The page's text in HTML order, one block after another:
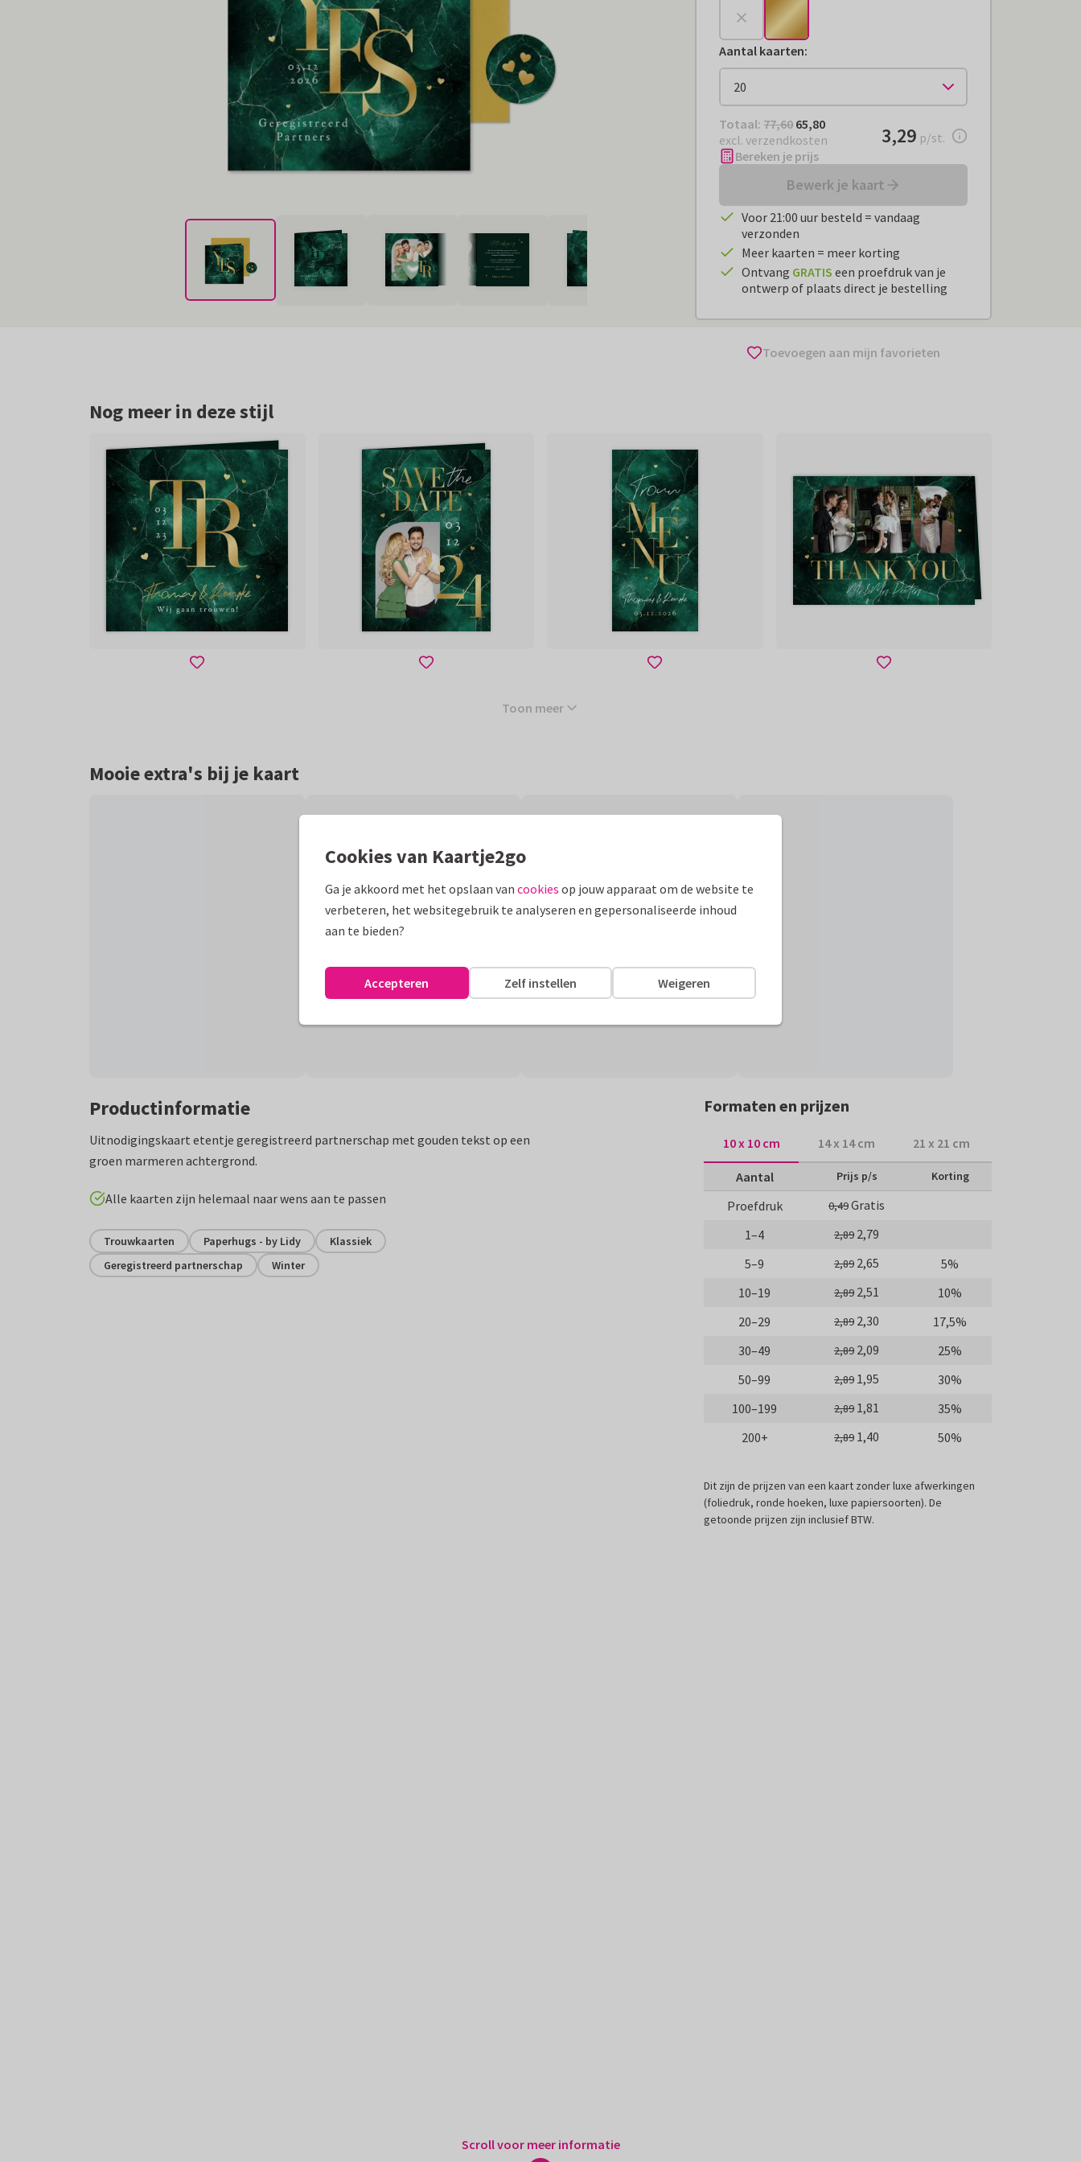
Aantal kaarten:
Totaal: € 65,80
Totaal: 77,60 65,80
excl. verzendkosten
€ 3,29per stuk
3,29 p/st.
Bereken je prijs
Bewerk je kaart
Voor 21:00 uur besteld = vandaag
verzonden
Meer kaarten = meer korting
Ontvang GRATIS een proefdruk van je
ontwerp of plaats direct je bestelling
Toevoegen aan mijn favorieten
Nog meer in deze stijl
Toon meer
Mooie extra's bij je kaart
Productinformatie
Uitnodigingskaart etentje geregistreerd partnerschap met gouden tekst op een
groen marmeren achtergrond.
Alle kaarten zijn helemaal naar wens aan te passen
Trouwkaarten Paperhugs - by Lidy
Klassiek
Geregistreerd partnerschap
Winter
Formaten en prijzen
10 x 10 cm 14 x 14 cm 21 x 21 cm
Aantal Prijs p/s Korting
Proefdruk 0,49Gratis
1–4
2,89 2,79
5–9
2,89 2,65
5%
10–19
2,89 2,51
10%
20–29
2,89 2,30
17,5%
30–49
2,89 2,09
25%
50–99
2,89 1,95
30%
100–199
2,89 1,81
35%
200+
2,89 1,40 50%
Dit zijn de prijzen van een kaart zonder luxe afwerkingen
(foliedruk, ronde hoeken, luxe papiersoorten). De
getoonde prijzen zijn inclusief BTW.
Scroll voor meer informatie
Cookies van Kaartje2go
Ga je akkoord met het opslaan van cookies op jouw apparaat om de website te
verbeteren, het websitegebruik te analyseren en gepersonaliseerde inhoud
aan te bieden?
Weigeren
Zelf instellen
Accepteren